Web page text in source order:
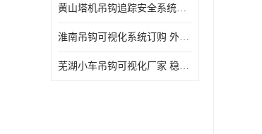
黄山塔机吊钩追踪安全系统价格 可远程查看 减少盲吊引发的事故
淮南吊钩可视化系统订购 外观简洁大方 体积小 占用空间小
芜湖小车吊钩可视化厂家 稳定性高 可视吊装 降低盲吊风险